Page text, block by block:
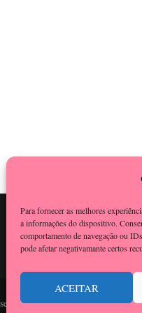
Para fornecer as melhores
a informações do dispositivo.
comportamento de navegação ou
pode afetar negativamante certos
ACEITAR
porWordPress. Política